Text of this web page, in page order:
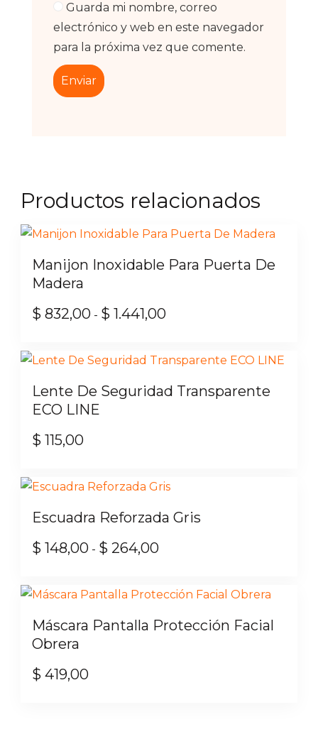
Guarda mi nombre, correo
electrónico y web en este navegador
para la próxima vez que comente.
Productos relacionados
Manijon Inoxidable Para Puerta De
Madera
$ 832,00 - $ 1.441,00Rango
$ 832,00
producto
múltiples
variantes.
Las
se
elegir
de
producto
Lente De Seguridad Transparente
ECO LINE
$ 115,00
Escuadra Reforzada Gris
$ 148,00 - $ 264,00Rango
precios:
$ 148,00
producto
múltiples
variantes.
Las
Máscara Pantalla Protección Facial
Obrera
$ 419,00